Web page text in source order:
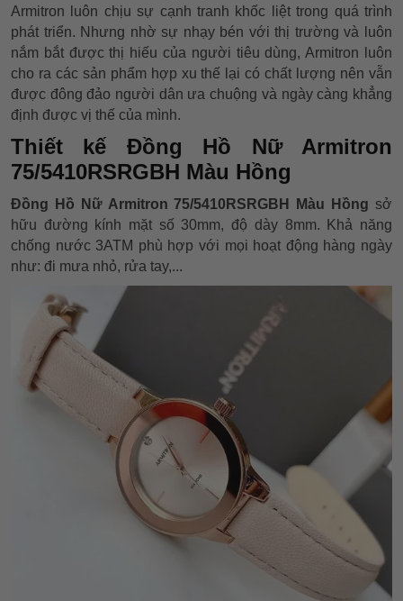
Armitron luôn chịu sự cạnh tranh khốc liệt trong quá trình
phát triển. Nhưng nhờ sự nhạy bén với thị trường và luôn
nắm bắt được thị hiếu của người tiêu dùng, Armitron luôn
cho ra các sản phẩm hợp xu thế lại có chất lượng nên vẫn
được đông đảo người dân ưa chuộng và ngày càng khẳng
định được vị thế của mình.
Thiết kế Đồng Hồ Nữ Armitron
75/5410RSRGBH Màu Hồng
Đồng Hồ Nữ Armitron 75/5410RSRGBH Màu Hồng sở
hữu đường kính mặt số 30mm, độ dày 8mm. Khả năng
chống nước 3ATM phù hợp với mọi hoạt động hàng ngày
như: đi mưa nhỏ, rửa tay,...